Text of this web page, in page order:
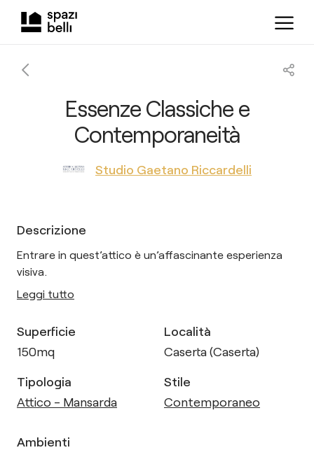
Essenze Classiche e
Contemporaneità
Studio Gaetano Riccardelli
Descrizione
Entrare in quest’attico è un’affascinante esperienza
visiva.
Leggi tutto
Superficie
150mq
Località
Caserta (Caserta)
Tipologia
Attico - Mansarda
Stile
Contemporaneo
Ambienti